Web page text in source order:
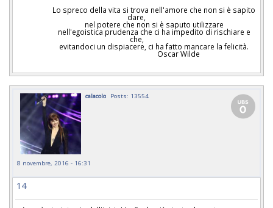
Lo spreco della vita si trova nell'amore che non si è sapito
dare,
nel potere che non si è saputo utilizzare
nell'egoistica prudenza che ci ha impedito di rischiare e
che,
evitandoci un dispiacere, ci ha fatto mancare la felicità.
Oscar Wilde
calacolo Posts: 13554
8 novembre, 2016 - 16:31
14